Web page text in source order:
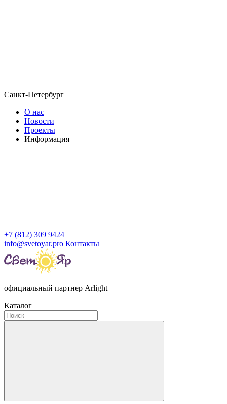
Санкт-Петербург
О нас
Новости
Проекты
Информация
+7 (812) 309 9424
info@svetoyar.pro Контакты
официальный партнер Arlight
Каталог